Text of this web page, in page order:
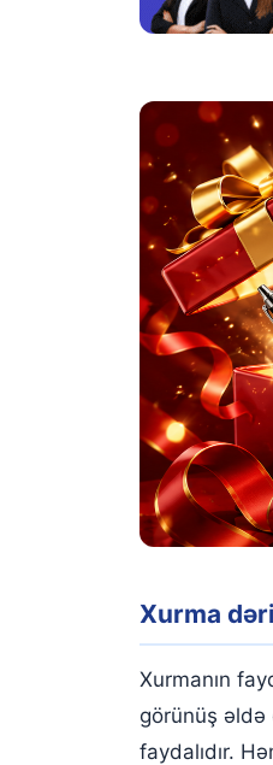
Xurma bir
Xurmanın
Xurmanin
Lif
Antioksidant
Beyin
Ürək
Sümükləri
Qanazlığı
Allerjiyə
Təbii
Pəhrizi
Xurma
Xurmanın
görünüş əldə
faydalıdır.